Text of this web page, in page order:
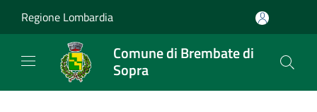
Regione Lombardia
Comune di Brembate di
Sopra